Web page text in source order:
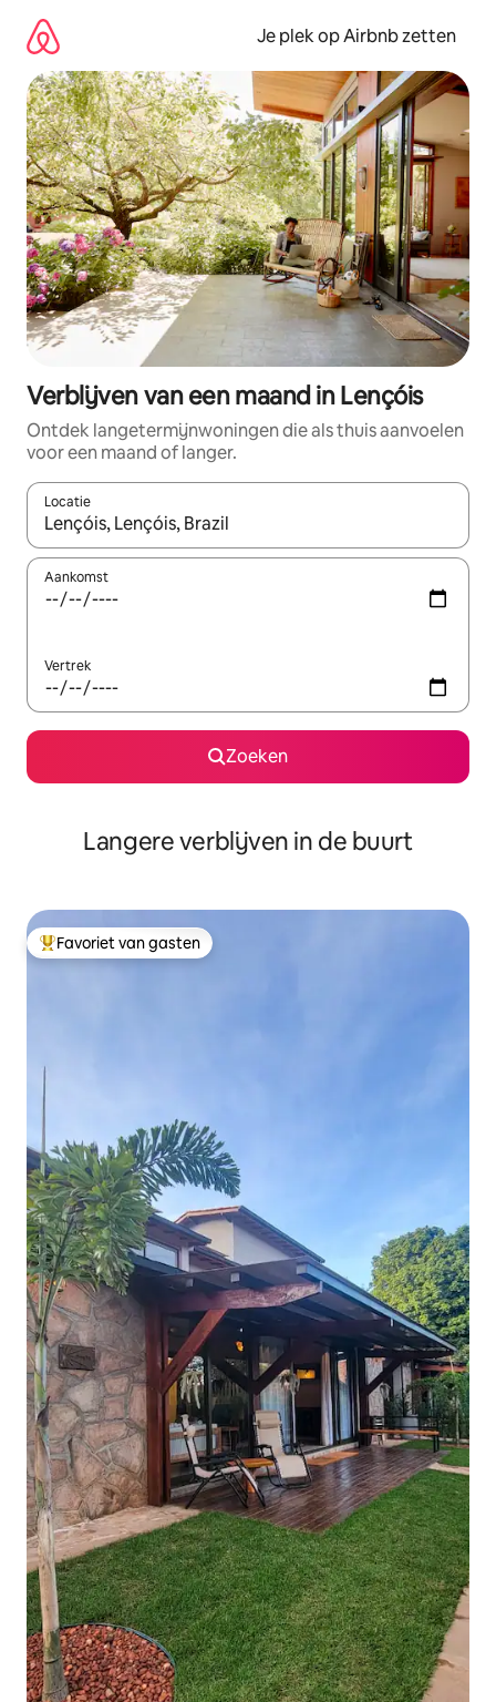
direct
naar
inhoud
Je plek op Airbnb zetten
Verblijven van een maand in Lençóis
Ontdek langetermijnwoningen die als thuis aanvoelen
voor een maand of langer.
Locatie
Wanneer er resultaten beschikbaar zijn, maak je een keuze
Aankomst
Vertrek
Zoeken
Langere verblijven in de buurt
Topfavoriet van gasten
Favoriet van gasten